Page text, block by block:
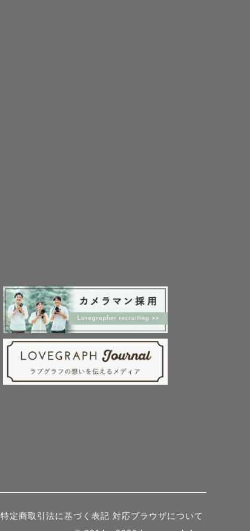
特定商取引法に基づく表記 対応ブラウザについて